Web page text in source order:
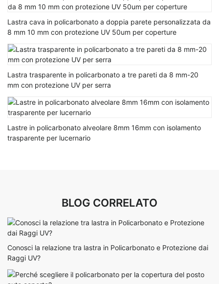
Lastra cava in policarbonato a doppia parete personalizzata da
8 mm 10 mm con protezione UV 50um per coperture
Lastra trasparente in policarbonato a tre pareti da 8 mm-20
mm con protezione UV per serra
Lastre in policarbonato alveolare 8mm 16mm con isolamento
trasparente per lucernario
BLOG CORRELATO
Conosci la relazione tra lastra in Policarbonato e Protezione dai
Raggi UV?